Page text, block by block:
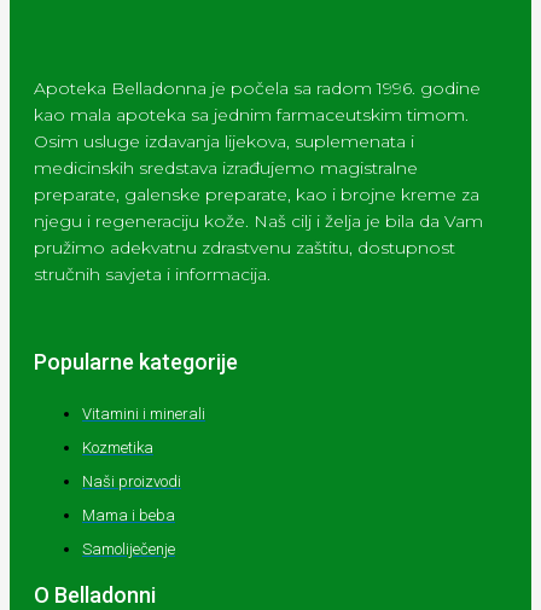
Apoteka Belladonna je počela sa radom 1996. godine
kao mala apoteka sa jednim farmaceutskim timom.
Osim usluge izdavanja lijekova, suplemenata i
medicinskih sredstava izrađujemo magistralne
preparate, galenske preparate, kao i brojne kreme za
njegu i regeneraciju kože. Naš cilj i želja je bila da Vam
pružimo adekvatnu zdrastvenu zaštitu, dostupnost
stručnih savjeta i informacija.
Popularne kategorije
Vitamini i minerali
Kozmetika
Naši proizvodi
Mama i beba
Samoliječenje
O Belladonni